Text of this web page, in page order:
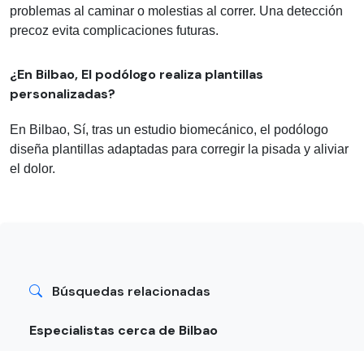
problemas al caminar o molestias al correr. Una detección
precoz evita complicaciones futuras.
¿En Bilbao, El podólogo realiza plantillas
personalizadas?
En Bilbao, Sí, tras un estudio biomecánico, el podólogo
diseña plantillas adaptadas para corregir la pisada y aliviar
el dolor.
Búsquedas relacionadas
Especialistas cerca de Bilbao